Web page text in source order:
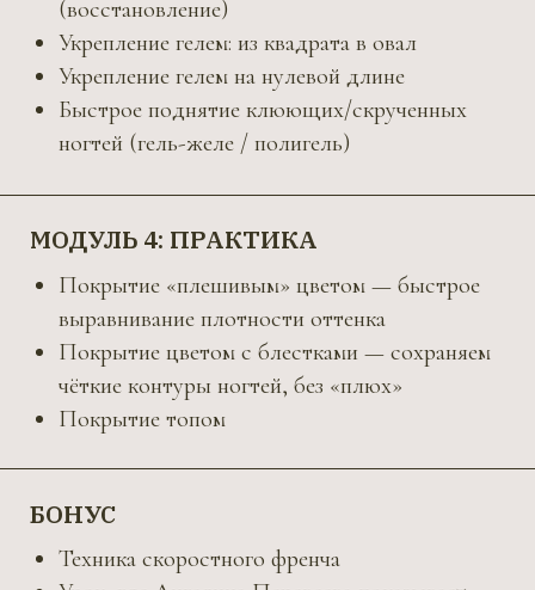
вопросе)
Доступ к курсу навсегда
Результат (каждый блог включает в себя
практическую и теоретичную часть, все четко,
без воды)
СТОИМОСТЬ КУРСА
14.000
833₽ в месяц
КУПИТЬ